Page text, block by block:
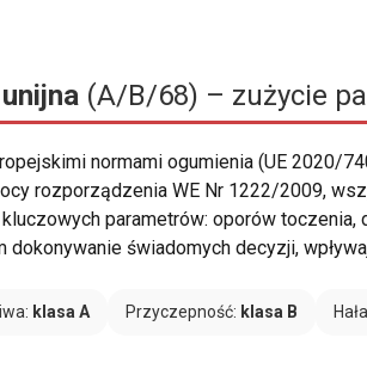
(A/B/68) – zużycie
normami ogumienia (UE 2020/
rozporządzenia WE Nr 1222/2009,
parametrów: oporów toczenia,
dokonywanie świadomych decyzji,
klasa A Przyczepność: klasa B